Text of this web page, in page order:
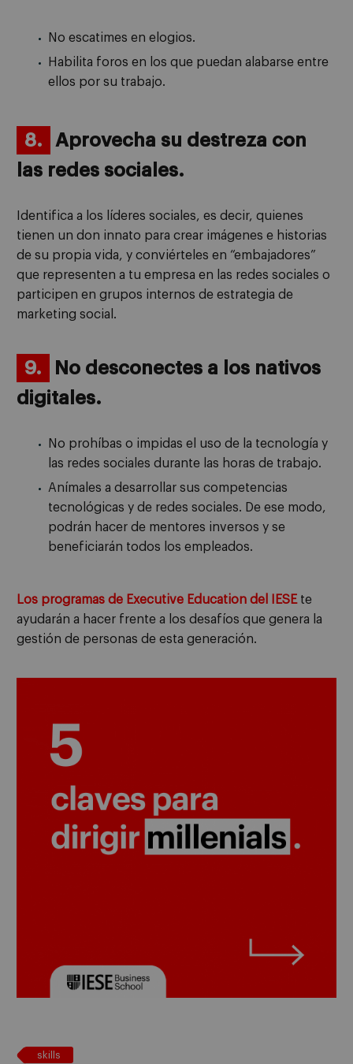
No escatimes en elogios.
Habilita foros en los que puedan alabarse entre
ellos por su trabajo.
8.
Aprovecha su destreza con
las redes sociales.
Identifica a los líderes sociales, es decir, quienes
tienen un don innato para crear imágenes e historias
de su propia vida, y conviérteles en “embajadores”
que representen a tu empresa en las redes sociales o
participen en grupos internos de estrategia de
marketing social.
9.
No desconectes a los nativos
digitales.
No prohíbas o impidas el uso de la tecnología y
las redes sociales durante las horas de trabajo.
Anímales a desarrollar sus competencias
tecnológicas y de redes sociales. De ese modo,
podrán hacer de mentores inversos y se
beneficiarán todos los empleados.
Los programas de Executive Education del IESE te
ayudarán a hacer frente a los desafíos que genera la
gestión de personas de esta generación.
skills